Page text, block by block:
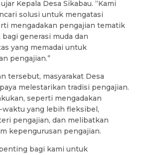
Kepala Desa Sikabau. “Kami
solusi untuk mengatasi
mengadakan pengajian tematik
generasi muda dan
yang memadai untuk
pengajian.”
tersebut, masyarakat Desa
melestarikan tradisi pengajian.
seperti mengadakan
yang lebih fleksibel,
pengajian, dan melibatkan
kepengurusan pengajian.
bagi kami untuk